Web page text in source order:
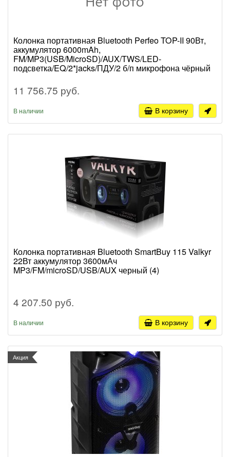
Колонка портативная Bluetooth Perfeo TOP-II 90Вт,
аккумулятор 6000mAh,
FM/MP3(USB/MicroSD)/AUX/TWS/LED-
подсветка/EQ/2*jacks/ПДУ/2 б/п микрофона чёрный
11 756.75 руб.
В наличии В корзину
Колонка портативная Bluetooth SmartBuy 115 Valkyr
22Вт аккумулятор 3600мАч
MP3/FM/microSD/USB/AUX черный (4)
4 207.50 руб.
В наличии В корзину
Акция